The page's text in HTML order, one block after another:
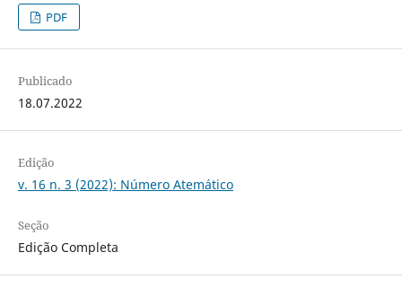
PDF
Publicado
18.07.2022
Edição
v. 16 n. 3 (2022): Número Atemático
Seção
Edição Completa